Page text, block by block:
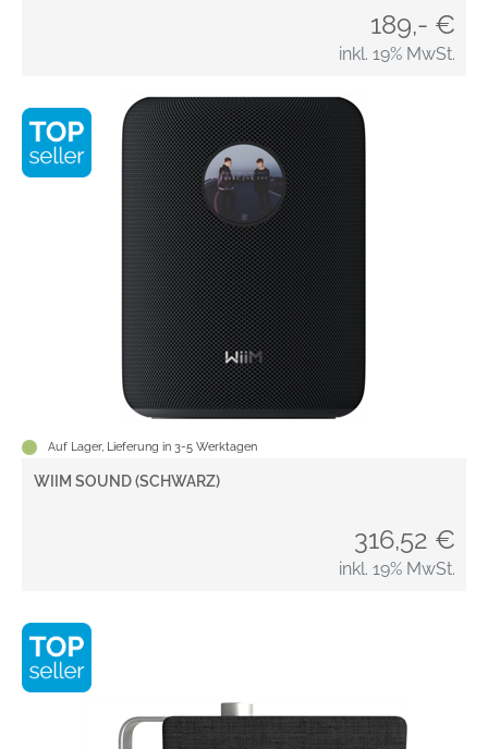
189,- €
inkl. 19% MwSt.
Auf Lager, Lieferung in 3-5 Werktagen
WIIM SOUND (SCHWARZ)
316,52 €
inkl. 19% MwSt.